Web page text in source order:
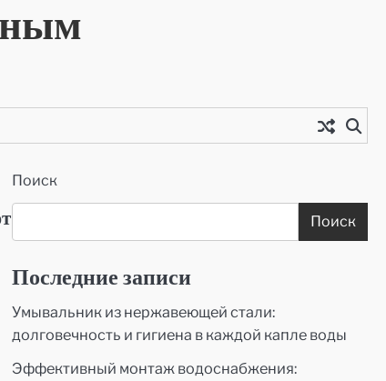
Поиск
Поиск
Последние записи
Умывальник из нержавеющей стали:
долговечность и гигиена в каждой капле воды
Эффективный монтаж водоснабжения: